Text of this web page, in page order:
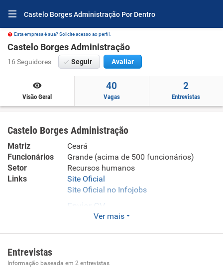
Castelo Borges Administração Por Dentro
Esta empresa é sua? Solicite acesso ao perfil.
Castelo Borges Administração
16 Seguidores Seguir Avaliar
Visão Geral
40
Vagas
2
Entrevistas
Castelo Borges Administração
Matriz
Ceará
Funcionários
Grande (acima de 500 funcionários)
Setor
Recursos humanos
Links
Site Oficial
Site Oficial no Infojobs
Enviar CV
conquistas. Nosso intuito é fazer com que você se sinta
seguro e feliz para aproveitar cada segundo do seu melhor
Ver mais
Entrevistas
Informação baseada em 2 entrevistas